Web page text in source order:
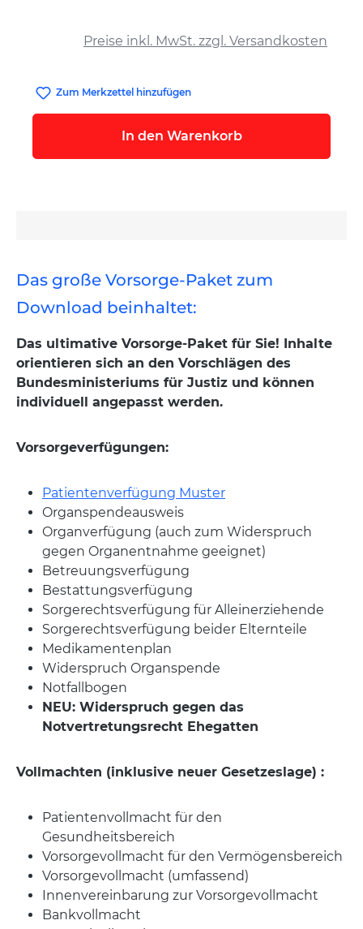
Preise inkl. MwSt. zzgl. Versandkosten
Zum Merkzettel hinzufügen
In den Warenkorb
Das große Vorsorge-Paket zum
Download beinhaltet:
Das ultimative Vorsorge-Paket für Sie! Inhalte
orientieren sich an den Vorschlägen des
Bundesministeriums für Justiz und können
individuell angepasst werden.
Vorsorgeverfügungen:
Patientenverfügung Muster
Organspendeausweis
Organverfügung (auch zum Widerspruch
gegen Organentnahme geeignet)
Betreuungsverfügung
Bestattungsverfügung
Sorgerechtsverfügung für Alleinerziehende
Sorgerechtsverfügung beider Elternteile
Medikamentenplan
Widerspruch Organspende
Notfallbogen
NEU: Widerspruch gegen das
Notvertretungsrecht Ehegatten
Vollmachten (inklusive neuer Gesetzeslage) :
Patientenvollmacht für den
Gesundheitsbereich
Vorsorgevollmacht für den Vermögensbereich
Vorsorgevollmacht (umfassend)
Innenvereinbarung zur Vorsorgevollmacht
Bankvollmacht